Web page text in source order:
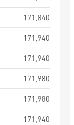
171,840
171,940
171,940
171,980
171,980
171,940